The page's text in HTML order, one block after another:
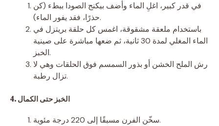
في قدر كبير، اغلِ الماء وأضف بيكنج الصودا ببطء (كن
حذرًا، فقد يفور الماء).
باستخدام ملعقة مشقوقة، اغمس كل حلقة بريتزل في
الماء المغلي لمدة 30 ثانية، ثم ضعها مباشرة على صينية
الخبز.
رش الملح الخشن أو بذور السمسم فوق الحلقات وهي لا
تزال رطبة.
4. الخبز حتى الكمال
سخّن الفرن مسبقًا إلى 220 درجة مئوية.